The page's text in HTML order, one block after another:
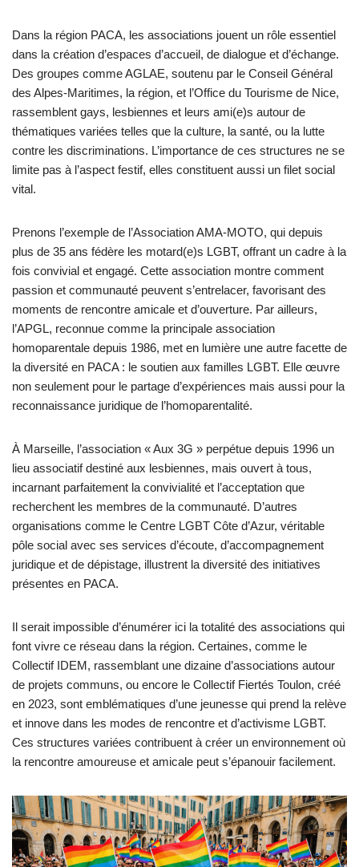
Dans la région PACA, les associations jouent un rôle essentiel
dans la création d’espaces d’accueil, de dialogue et d’échange.
Des groupes comme AGLAE, soutenu par le Conseil Général
des Alpes-Maritimes, la région, et l’Office du Tourisme de Nice,
rassemblent gays, lesbiennes et leurs ami(e)s autour de
thématiques variées telles que la culture, la santé, ou la lutte
contre les discriminations. L’importance de ces structures ne se
limite pas à l’aspect festif, elles constituent aussi un filet social
vital.
Prenons l’exemple de l’Association AMA-MOTO, qui depuis
plus de 35 ans fédère les motard(e)s LGBT, offrant un cadre à la
fois convivial et engagé. Cette association montre comment
passion et communauté peuvent s’entrelacer, favorisant des
moments de rencontre amicale et d’ouverture. Par ailleurs,
l’APGL, reconnue comme la principale association
homoparentale depuis 1986, met en lumière une autre facette de
la diversité en PACA : le soutien aux familles LGBT. Elle œuvre
non seulement pour le partage d’expériences mais aussi pour la
reconnaissance juridique de l’homoparentalité.
À Marseille, l’association « Aux 3G » perpétue depuis 1996 un
lieu associatif destiné aux lesbiennes, mais ouvert à tous,
incarnant parfaitement la convivialité et l’acceptation que
recherchent les membres de la communauté. D’autres
organisations comme le Centre LGBT Côte d’Azur, véritable
pôle social avec ses services d’écoute, d’accompagnement
juridique et de dépistage, illustrent la diversité des initiatives
présentes en PACA.
Il serait impossible d’énumérer ici la totalité des associations qui
font vivre ce réseau dans la région. Certaines, comme le
Collectif IDEM, rassemblant une dizaine d’associations autour
de projets communs, ou encore le Collectif Fiertés Toulon, créé
en 2023, sont emblématiques d’une jeunesse qui prend la relève
et innove dans les modes de rencontre et d’activisme LGBT.
Ces structures variées contribuent à créer un environnement où
la rencontre amoureuse et amicale peut s’épanouir facilement.